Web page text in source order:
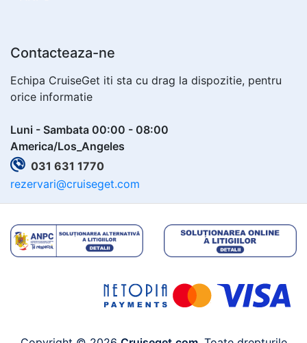
Contacteaza-ne
Echipa CruiseGet iti sta cu drag la dispozitie, pentru
orice informatie
Luni - Sambata 00:00 - 08:00
America/Los_Angeles
031 631 1770
rezervari@cruiseget.com